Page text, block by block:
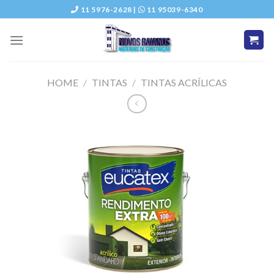
to
content
11 5976-2628 | 11 95039-6340
HOME / TINTAS / TINTAS ACRÍLICAS